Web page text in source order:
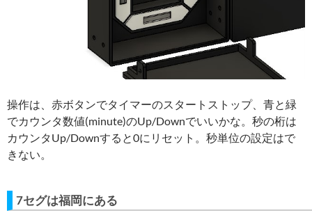
操作は、赤ボタンでタイマーのスタートストップ、青と緑
でカウンタ数値(minute)のUp/Downでいいかな。秒の桁は
カウンタUp/Downすると0にリセット。秒単位の設定はで
きない。
7セグは福岡にある